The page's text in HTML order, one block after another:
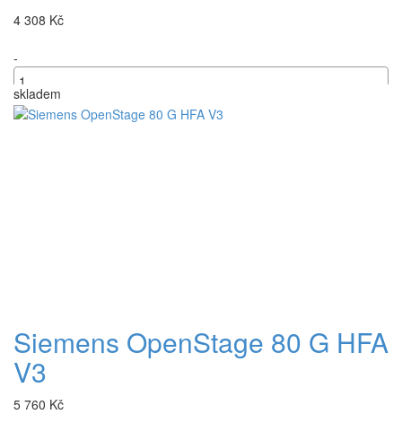
4 308 Kč
-
+
skladem
Siemens OpenStage 80 G HFA
V3
5 760 Kč